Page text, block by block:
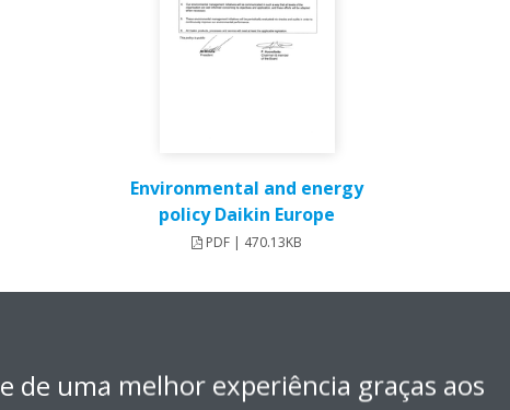
Environmental and energy
policy Daikin Europe
PDF | 470.13KB
de uma melhor experiência graças aos